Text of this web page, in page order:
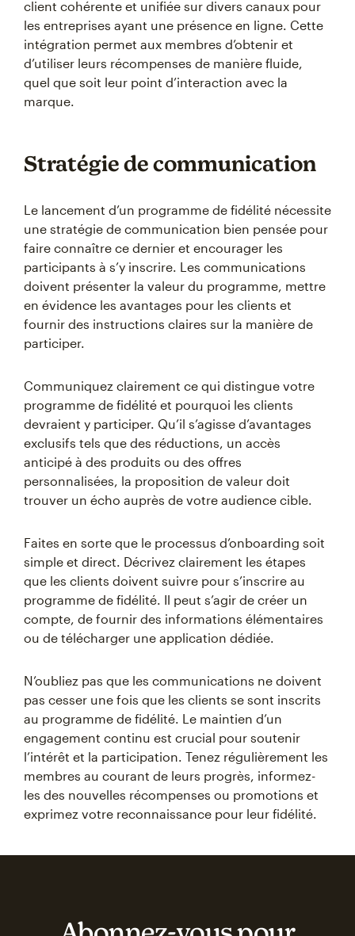
client cohérente et unifiée sur divers canaux pour
les entreprises ayant une présence en ligne. Cette
intégration permet aux membres d’obtenir et
d’utiliser leurs récompenses de manière fluide,
quel que soit leur point d’interaction avec la
marque.
Stratégie de communication
Le lancement d’un programme de fidélité nécessite
une stratégie de communication bien pensée pour
faire connaître ce dernier et encourager les
participants à s’y inscrire. Les communications
doivent présenter la valeur du programme, mettre
en évidence les avantages pour les clients et
fournir des instructions claires sur la manière de
participer.
Communiquez clairement ce qui distingue votre
programme de fidélité et pourquoi les clients
devraient y participer. Qu’il s’agisse d’avantages
exclusifs tels que des réductions, un accès
anticipé à des produits ou des offres
personnalisées, la proposition de valeur doit
trouver un écho auprès de votre audience cible.
Faites en sorte que le processus d’onboarding soit
simple et direct. Décrivez clairement les étapes
que les clients doivent suivre pour s’inscrire au
programme de fidélité. Il peut s’agir de créer un
compte, de fournir des informations élémentaires
ou de télécharger une application dédiée.
N’oubliez pas que les communications ne doivent
pas cesser une fois que les clients se sont inscrits
au programme de fidélité. Le maintien d’un
engagement continu est crucial pour soutenir
l’intérêt et la participation. Tenez régulièrement les
membres au courant de leurs progrès, informez-
les des nouvelles récompenses ou promotions et
exprimez votre reconnaissance pour leur fidélité.